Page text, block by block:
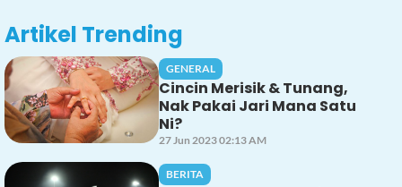
Artikel Trending
GENERAL
Cincin Merisik & Tunang,
Nak Pakai Jari Mana Satu
Ni?
27 Jun 2023 02:13 AM
BERITA